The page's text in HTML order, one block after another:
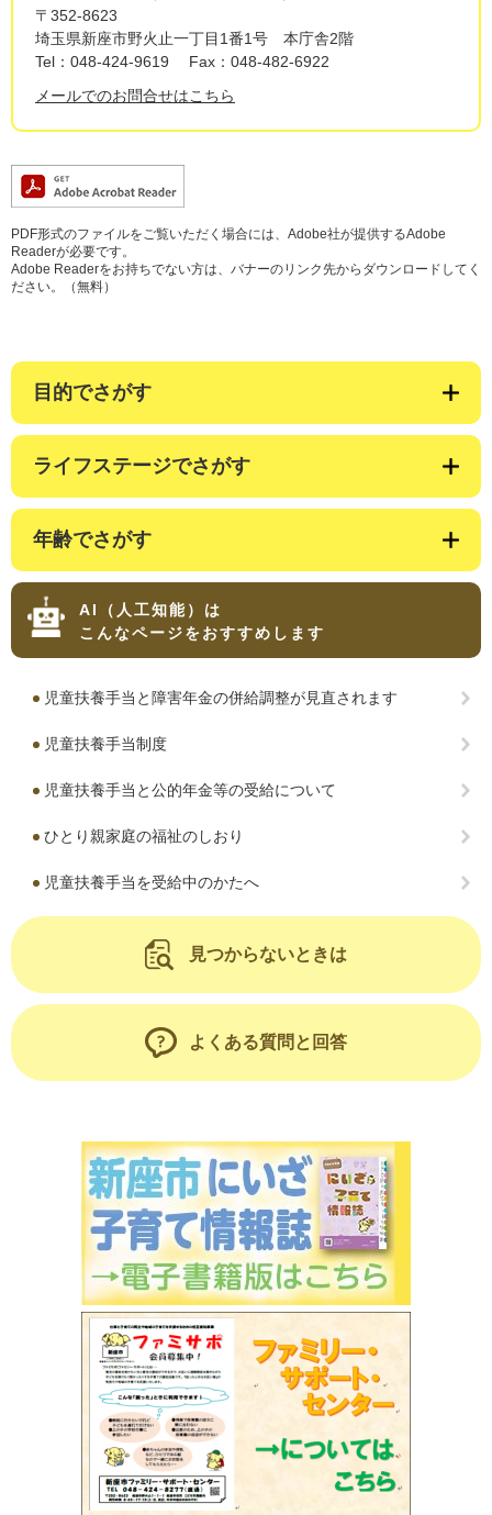
〒352-8623
埼玉県新座市野火止一丁目1番1号 本庁舎2階
Tel：048-424-9619
Fax：048-482-6922
メールでのお問合せはこちら
PDF形式のファイルをご覧いただく場合には、Adobe社が提供するAdobe
Readerが必要です。
Adobe Readerをお持ちでない方は、バナーのリンク先からダウンロードしてく
ださい。（無料）
目的でさがす
ライフステージでさがす
年齢でさがす
AI（人工知能）は
こんなページをおすすめします
児童扶養手当と障害年金の併給調整が見直されます
児童扶養手当制度
児童扶養手当と公的年金等の受給について
ひとり親家庭の福祉のしおり
児童扶養手当を受給中のかたへ
見つからないときは
よくある質問と回答